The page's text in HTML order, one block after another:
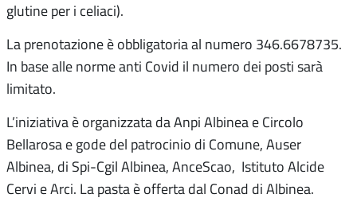
glutine per i celiaci).
La prenotazione è obbligatoria al numero 346.6678735.
In base alle norme anti Covid il numero dei posti sarà
limitato.
L’iniziativa è organizzata da Anpi Albinea e Circolo
Bellarosa e gode del patrocinio di Comune, Auser
Albinea, di Spi-Cgil Albinea, AnceScao, Istituto Alcide
Cervi e Arci. La pasta è offerta dal Conad di Albinea.